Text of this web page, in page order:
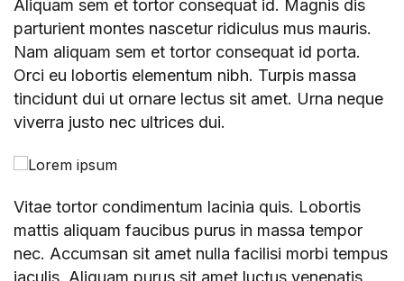
Aliquam sem et tortor consequat id. Magnis dis
parturient montes nascetur ridiculus mus mauris.
Nam aliquam sem et tortor consequat id porta.
Orci eu lobortis elementum nibh. Turpis massa
tincidunt dui ut ornare lectus sit amet. Urna neque
viverra justo nec ultrices dui.
Vitae tortor condimentum lacinia quis. Lobortis
mattis aliquam faucibus purus in massa tempor
nec. Accumsan sit amet nulla facilisi morbi tempus
iaculis. Aliquam purus sit amet luctus venenatis